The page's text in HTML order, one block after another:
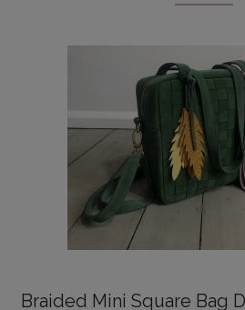
Braided Mini Square Bag